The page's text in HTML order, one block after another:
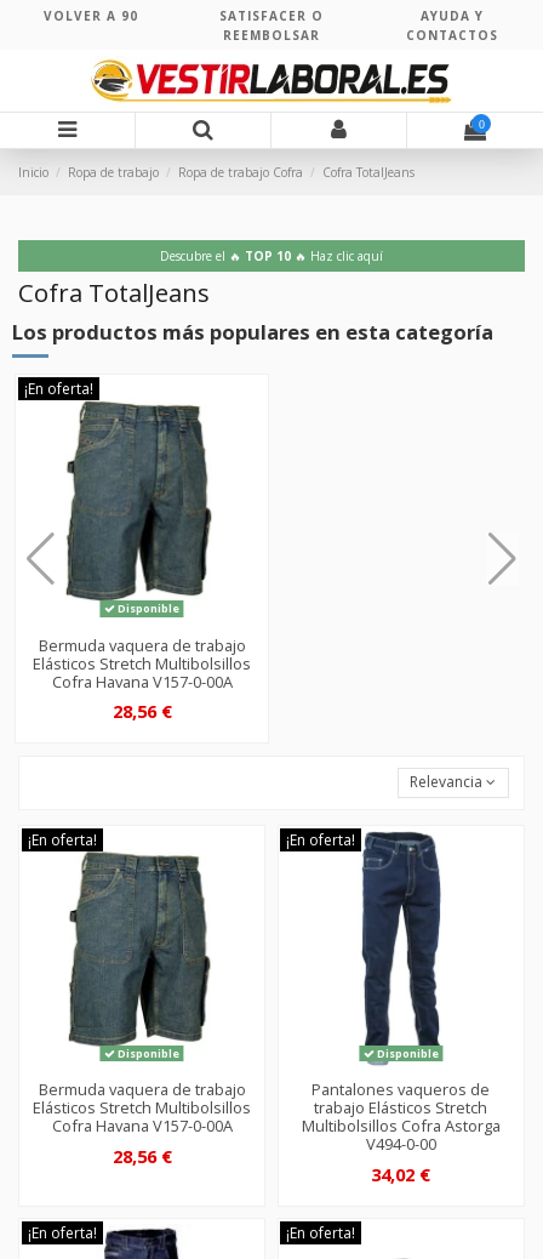
VOLVER A 90
SATISFACER O
REEMBOLSAR
AYUDA Y
CONTACTOS
0
Inicio Ropa de trabajo Ropa de trabajo Cofra Cofra TotalJeans
Descubre el 🔥 TOP 10 🔥 Haz clic aquí
Cofra TotalJeans
Los productos más populares en esta categoría
¡En oferta!
Disponible
Bermuda vaquera de trabajo
Elásticos Stretch Multibolsillos
Cofra Havana V157-0-00A
28,56 €
Relevancia
¡En oferta!
Disponible
Bermuda vaquera de trabajo
Elásticos Stretch Multibolsillos
Cofra Havana V157-0-00A
28,56 €
¡En oferta!
Disponible
Pantalones vaqueros de
trabajo Elásticos Stretch
Multibolsillos Cofra Astorga
V494-0-00
34,02 €
¡En oferta! ¡En oferta!